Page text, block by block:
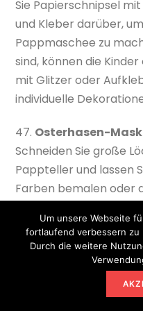
Sie Papierschnipsel
und Kleber darüber,
Pappmaschee zu
sind, können die
mit Glitzer oder
individuelle
47. Osterhasen-
Schneiden Sie große
Pappteller und lassen
Farben bemalen oder
werden, um niedliche
gestalten. Diese
getragen werden, um
Um unsere Webseite
fortlaufend verbessern zu
Durch die weitere